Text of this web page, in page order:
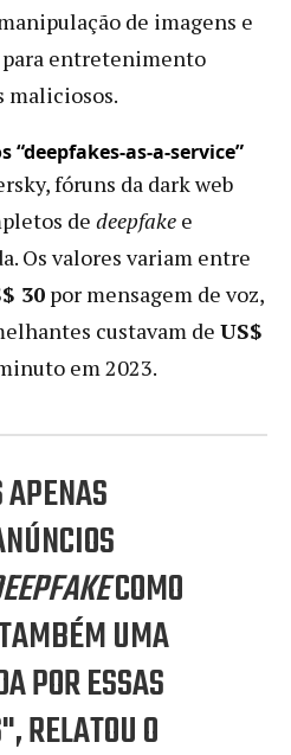
de imagens e
entretenimento
maliciosos.
“deepfakes-as-a-service”
fóruns da dark web
de deepfake e
Os valores variam entre
30 por mensagem de voz,
custavam de US$
em 2023.
COMO
UMA
POR ESSAS
RELATOU O